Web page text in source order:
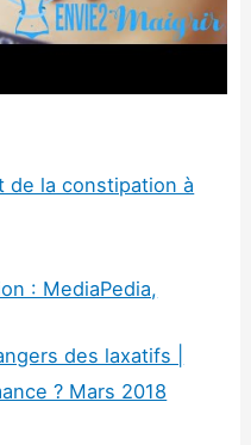
de la constipation à
: MediaPedia,
des laxatifs |
? Mars 2018